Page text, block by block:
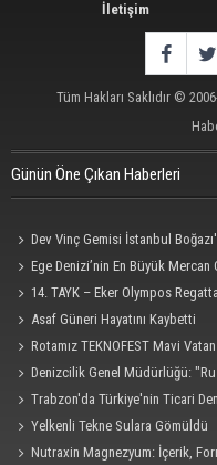
İletişim
Tüm Hakları Saklıdır ©
Günün Öne Çıkan Haberleri
Dev Vinç Gemisi İstanbul
Ege Denizi’nin En Büyük Mercan
14. TAYK – Eker Olympos
Asaf Güneri Hayatını Kaybetti
Rotamız TEKNOFEST Mavi Vatan
Denizcilik Genel Müdürlüğü:
Saldırısına Uğradı"
Trabzon'da Türkiye'nin Ticari
Yelkenli Tekne Sulara Gömüldü
Nutraxin Magnezyum: İçerik,